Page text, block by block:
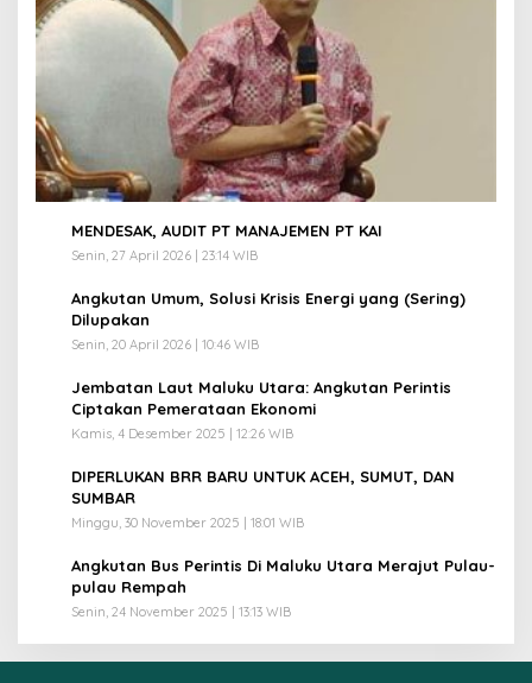
MENDESAK, AUDIT PT MANAJEMEN PT KAI
Senin, 27 April 2026 | 23:14 WIB
Angkutan Umum, Solusi Krisis Energi yang (Sering)
Dilupakan
Senin, 20 April 2026 | 10:46 WIB
Jembatan Laut Maluku Utara: Angkutan Perintis
Ciptakan Pemerataan Ekonomi
Kamis, 4 Desember 2025 | 12:26 WIB
DIPERLUKAN BRR BARU UNTUK ACEH, SUMUT, DAN
SUMBAR
Minggu, 30 November 2025 | 18:01 WIB
Angkutan Bus Perintis Di Maluku Utara Merajut Pulau-
pulau Rempah
Senin, 24 November 2025 | 13:13 WIB